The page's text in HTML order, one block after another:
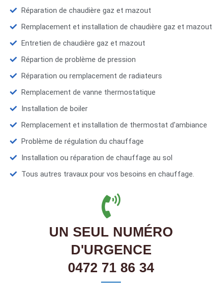
Réparation de chaudière gaz et mazout
Remplacement et installation de chaudière gaz et mazout
Entretien de chaudière gaz et mazout
Répartion de problème de pression
Réparation ou remplacement de radiateurs
Remplacement de vanne thermostatique
Installation de boiler
Remplacement et installation de thermostat d'ambiance
Problème de régulation du chauffage
Installation ou réparation de chauffage au sol
Tous autres travaux pour vos besoins en chauffage.
UN SEUL NUMÉRO
D'URGENCE
0472 71 86 34